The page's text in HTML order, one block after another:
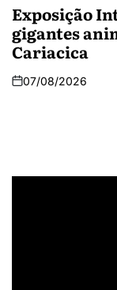
Exposição
gigantes
Cariacica
07/08/2026